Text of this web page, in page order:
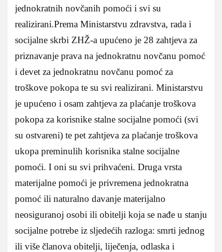
jednokratnih novčanih pomoći i svi su
realizirani.Prema Ministarstvu zdravstva, rada i
socijalne skrbi ZHŽ-a upućeno je 28 zahtjeva za
priznavanje prava na jednokratnu novčanu pomoć
i devet za jednokratnu novčanu pomoć za
troškove pokopa te su svi realizirani. Ministarstvu
je upućeno i osam zahtjeva za plaćanje troškova
pokopa za korisnike stalne socijalne pomoći (svi
su ostvareni) te pet zahtjeva za plaćanje troškova
ukopa preminulih korisnika stalne socijalne
pomoći. I oni su svi prihvaćeni. Druga vrsta
materijalne pomoći je privremena jednokratna
pomoć ili naturalno davanje materijalno
neosiguranoj osobi ili obitelji koja se nađe u stanju
socijalne potrebe iz sljedećih razloga: smrti jednog
ili više članova obitelji, liječenja, odlaska i